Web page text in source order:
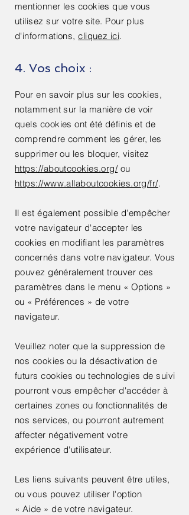
mentionner les cookies que vous
utilisez sur votre site. Pour plus
d'informations,cliquez ici.
4. Vos choix :
Pour en savoir plus sur les cookies,
notamment sur la manière de voir
quels cookies ont été définis et de
comprendre comment les gérer, les
supprimer ou les bloquer, visitez
https://aboutcookies.org/ou
https://www.allaboutcookies.org/fr/.
Il est également possible d'empêcher
votre navigateur d'accepter les
cookies en modifiant les paramètres
concernés dans votre navigateur. Vous
pouvez généralement trouver ces
paramètres dans le menu « Options »
ou « Préférences » de votre
navigateur.
Veuillez noter que la suppression de
nos cookies ou la désactivation de
futurs cookies ou technologies de suivi
pourront vous empêcher d'accéder à
certaines zones ou fonctionnalités de
nos services, ou pourront autrement
affecter négativement votre
expérience d'utilisateur.
Les liens suivants peuvent être utiles,
ou vous pouvez utiliser l'option
« Aide » de votre navigateur.